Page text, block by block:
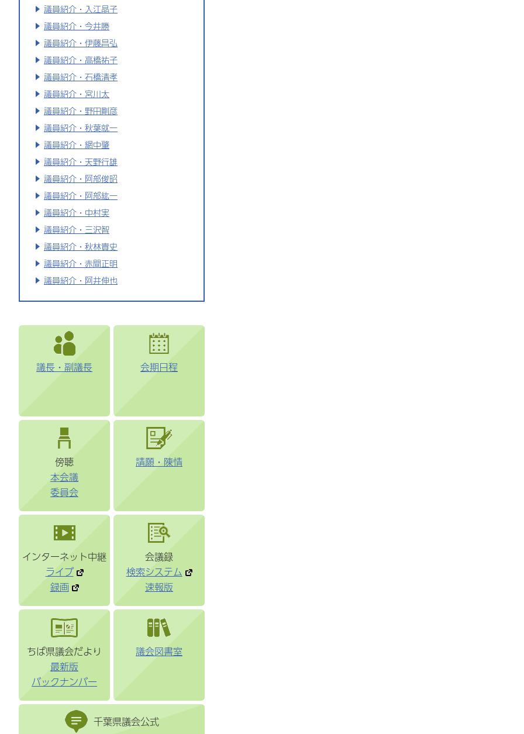
議員紹介・入江晶子
議員紹介・今井勝
議員紹介・伊藤昌弘
議員紹介・高橋祐子
議員紹介・石橋清孝
議員紹介・宮川太
議員紹介・野田剛彦
議員紹介・秋葉就一
議員紹介・網中肇
議員紹介・天野行雄
議員紹介・阿部俊昭
議員紹介・阿部紘一
議員紹介・中村実
議員紹介・三沢智
議員紹介・秋林貴史
議員紹介・赤間正明
議員紹介・阿井伸也
議長・副議長 会期日程
傍聴
本会議
委員会
請願・陳情
インターネット中継
ライブ
録画
会議録
検索システム
速報版
ちば県議会だより
最新版
バックナンバー
議会図書室
千葉県議会公式